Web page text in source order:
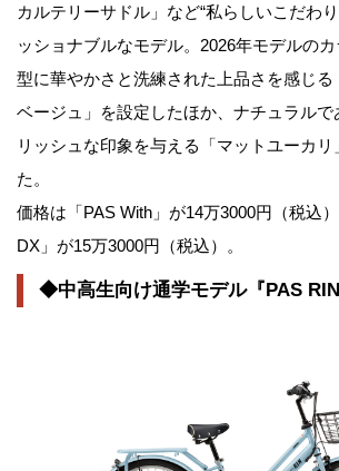
カルテリーサドル」など“私らしいこだわ
ッショナブルなモデル。2026年モデルの
型に華やかさと洗練された上品さを感じる
ベージュ」を設定したほか、ナチュラルで
リッシュな印象を与える「マットユーカリ
た。
価格は「PAS With」が14万3000円（税込
DX」が15万3000円（税込）。
◆中高生向け通学モデル『PAS RIN